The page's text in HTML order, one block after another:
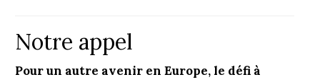
Notre appel
Pour un autre avenir en Europe, le défi à